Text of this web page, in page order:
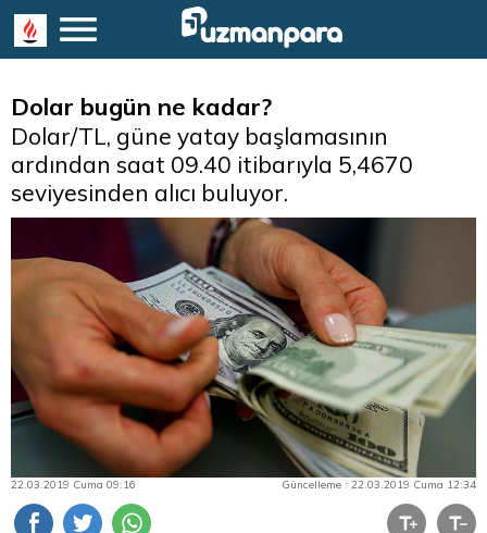
Dolar bugün ne kadar?
Dolar/TL, güne yatay başlamasının
ardından saat 09.40 itibarıyla 5,4670
seviyesinden alıcı buluyor.
22.03.2019 Cuma 09:16 Güncelleme : 22.03.2019 Cuma 12:34